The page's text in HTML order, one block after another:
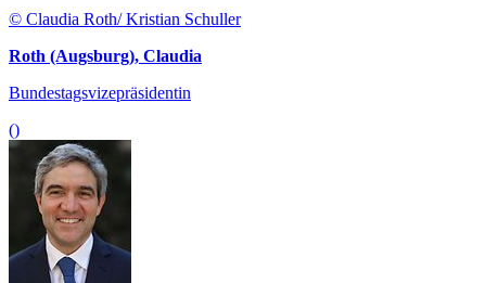
© Claudia Roth/ Kristian Schuller
Roth (Augsburg), Claudia
Bundestagsvizepräsidentin
()